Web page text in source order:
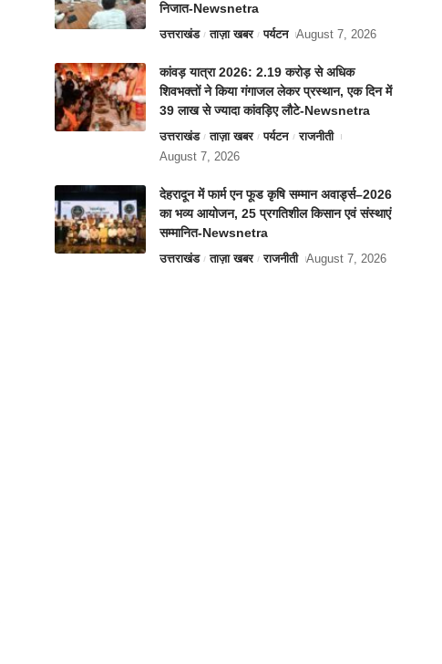
निजात-Newsnetra
उत्तराखंड ताज़ा खबर पर्यटन August 7, 2026
कांवड़ यात्रा 2026: 2.19 करोड़ से अधिक
शिवभक्तों ने किया गंगाजल लेकर प्रस्थान, एक दिन में
39 लाख से ज्यादा कांवड़िए लौटे-Newsnetra
उत्तराखंड ताज़ा खबर पर्यटन
राजनीती
August 7, 2026
देहरादून में फार्म एन फूड कृषि सम्मान अवार्ड्स–2026
का भव्य आयोजन, 25 प्रगतिशील किसान एवं संस्थाएं
सम्मानित-Newsnetra
उत्तराखंड ताज़ा खबर राजनीती August 7, 2026